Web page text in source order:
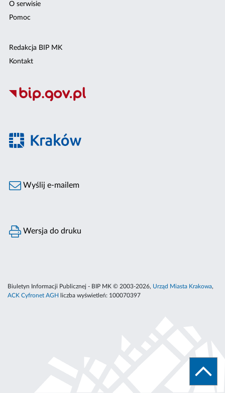
O serwisie
Pomoc
Redakcja BIP MK
Kontakt
Wyślij e-mailem
Wersja do druku
Biuletyn Informacji Publicznej - BIP MK © 2003-2026, Urząd Miasta Krakowa,
ACK Cyfronet AGH
liczba wyświetleń: 100070397